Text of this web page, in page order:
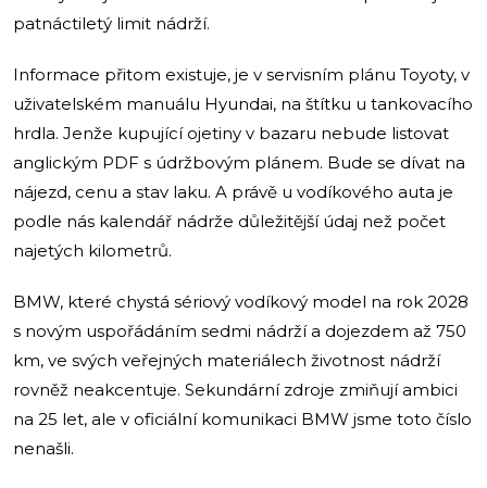
patnáctiletý limit nádrží.
Informace přitom existuje, je v servisním plánu Toyoty, v
uživatelském manuálu Hyundai, na štítku u tankovacího
hrdla. Jenže kupující ojetiny v bazaru nebude listovat
anglickým PDF s údržbovým plánem. Bude se dívat na
nájezd, cenu a stav laku. A právě u vodíkového auta je
podle nás kalendář nádrže důležitější údaj než počet
najetých kilometrů.
BMW, které chystá sériový vodíkový model na rok 2028
s novým uspořádáním sedmi nádrží a dojezdem až 750
km, ve svých veřejných materiálech životnost nádrží
rovněž neakcentuje. Sekundární zdroje zmiňují ambici
na 25 let, ale v oficiální komunikaci BMW jsme toto číslo
nenašli.